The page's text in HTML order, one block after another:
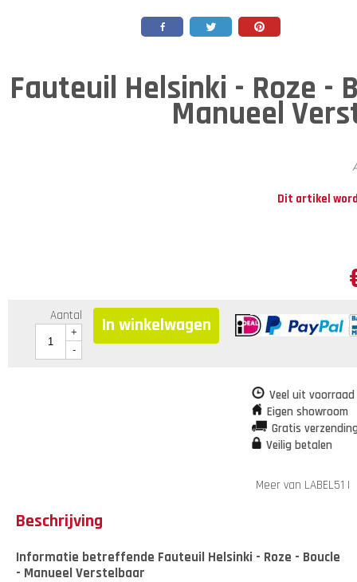
Fauteuil Helsinki - Roze -
Manueel
Dit artikel
Aantal
+
-
In winkelwagen
Veel uit
Eigen showroom
Gratis
Veilig betalen
Meer van LABEL51 |
Beschrijving
Informatie betreffende Fauteuil Helsinki - Roze - Boucle
- Manueel Verstelbaar